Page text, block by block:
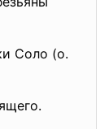
Соло (о.